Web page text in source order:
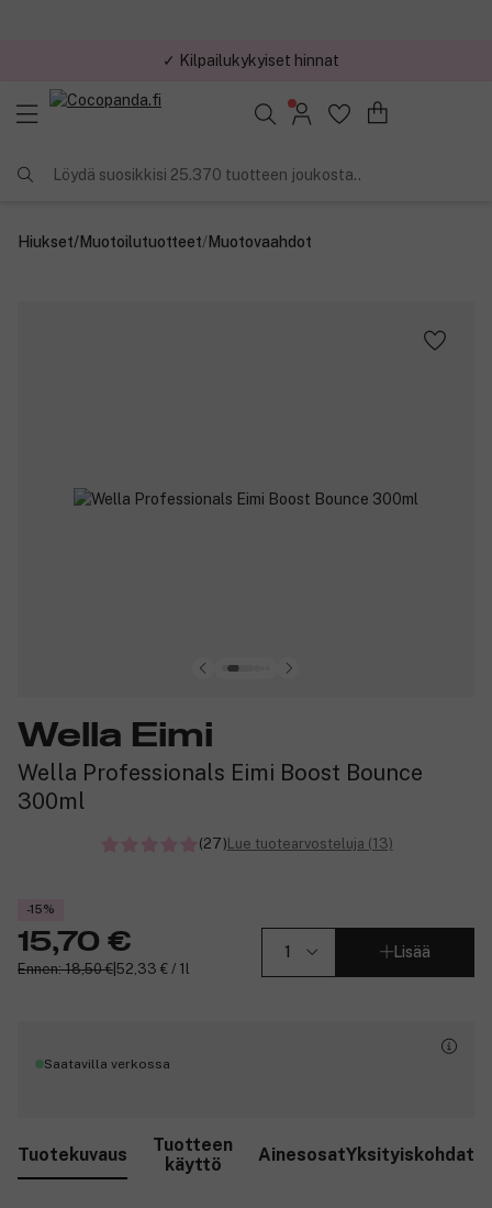
✓ Kilpailukykyiset hinnat
Löydä suosikkisi 25.370 tuotteen joukosta..
Hiukset/Muotoilutuotteet/Muotovaahdot
Wella Eimi
Wella Professionals Eimi Boost Bounce
300ml
(27) Lue tuotearvosteluja (13)
-15%
15,70 €
Ennen: 18,50 € 52,33 € / 1l
Lisää
Saatavilla verkossa
Tuotekuvaus
Tuotteen
käyttö
AinesosatYksityiskohdat